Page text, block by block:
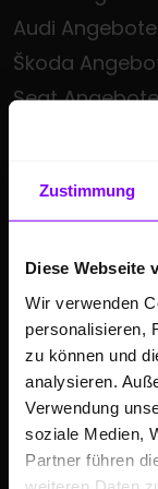
Zustimmung
Diese Webseite
Wir verwenden
personalisieren,
zu können und
analysieren.
Verwendung
soziale Medien,
Partner führen
Audi Angebote
Škoda
Seat Angebote
Hülpert kauft
E-Mobilität
Saisonale
Kleinwagen
SUV